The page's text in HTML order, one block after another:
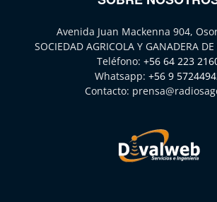
Avenida Juan Mackenna 904,
SOCIEDAD AGRICOLA Y GANADERA
Teléfono: +56 64 223
Whatsapp: +56 9
Contacto: